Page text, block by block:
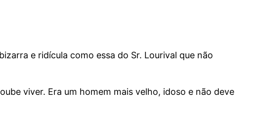
e ridícula como essa do Sr. Lourival que não
viver. Era um homem mais velho, idoso e não deve